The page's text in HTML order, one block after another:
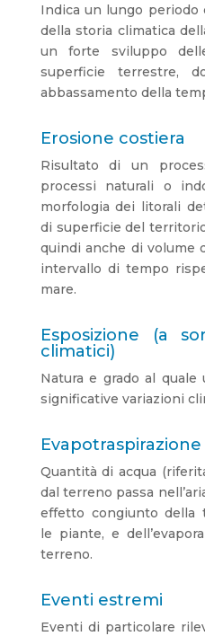
Indica un lungo periodo
della storia climatica
un forte sviluppo
superficie terrestre,
abbassamento della
Erosione costiera
Risultato di un
processi naturali o
morfologia dei litorali
di superficie del
quindi anche di volume
intervallo di tempo
mare.
Esposizione (a
climatici)
Natura e grado al
significative variazioni
Evapotraspirazione
Quantità di acqua
dal terreno passa
effetto congiunto della
le piante, e
terreno.
Eventi estremi
Eventi di particolare